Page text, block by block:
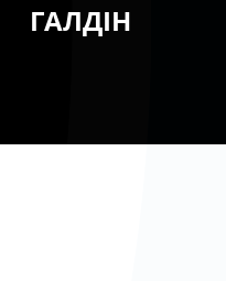
ГАЛДІН